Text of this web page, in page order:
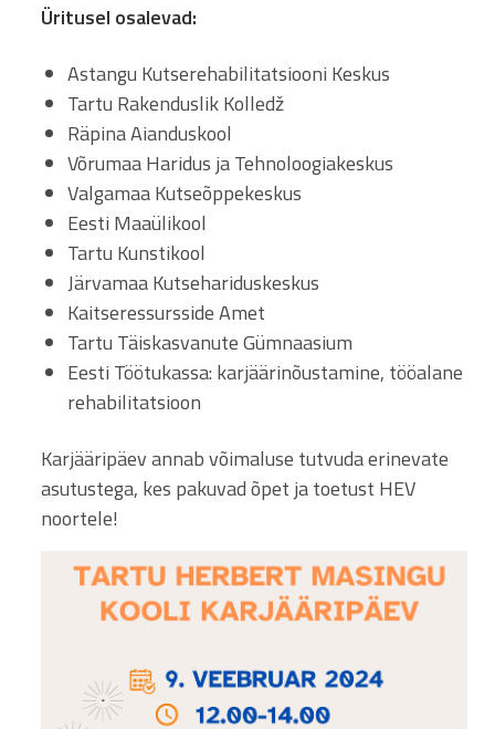
Üritusel osalevad:
Astangu Kutserehabilitatsiooni Keskus
Tartu Rakenduslik Kolledž
Räpina Aianduskool
Võrumaa Haridus ja Tehnoloogiakeskus
Valgamaa Kutseõppekeskus
Eesti Maaülikool
Tartu Kunstikool
Järvamaa Kutsehariduskeskus
Kaitseressursside Amet
Tartu Täiskasvanute Gümnaasium
Eesti Töötukassa: karjäärinõustamine, tööalane
rehabilitatsioon
Karjääripäev annab võimaluse tutvuda erinevate
asutustega, kes pakuvad õpet ja toetust HEV
noortele!